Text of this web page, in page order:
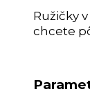
Ružičky
chcete